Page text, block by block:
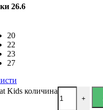
26.6
20
22
23
27
Kids количина
+